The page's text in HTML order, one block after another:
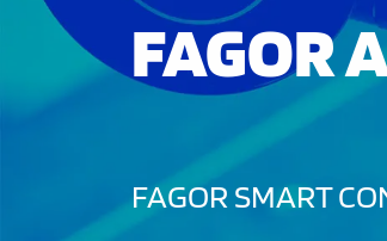
FAGOR
FAGOR SMART